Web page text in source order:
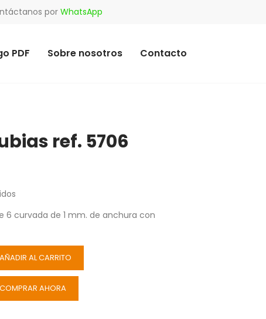
por WhatsApp
PDF Sobre nosotros Contacto
ref. 5706
6 curvada de 1 mm. de anchura con
AÑADIR AL CARRITO
COMPRAR AHORA